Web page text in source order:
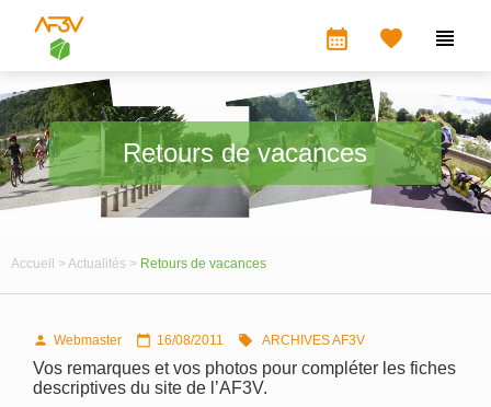
calendar_month  
Retours de vacances
Accueil > Actualités > Retours de vacances
 Webmaster  16/08/2011  ARCHIVES AF3V
Vos remarques et vos photos pour compléter les fiches
descriptives du site de l’AF3V.